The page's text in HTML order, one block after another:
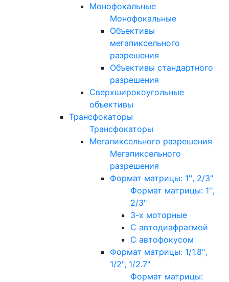
Монофокальные
Монофокальные
Объективы
мегапиксельного
разрешения
Объективы стандартного
разрешения
Сверхширокоугольные
объективы
Трансфокаторы
Трансфокаторы
Мегапиксельного разрешения
Мегапиксельного
разрешения
Формат матрицы: 1'', 2/3"
Формат матрицы: 1'',
2/3"
3-х моторные
С автодиафрагмой
С автофокусом
Формат матрицы: 1/1.8'',
1/2", 1/2.7"
Формат матрицы: